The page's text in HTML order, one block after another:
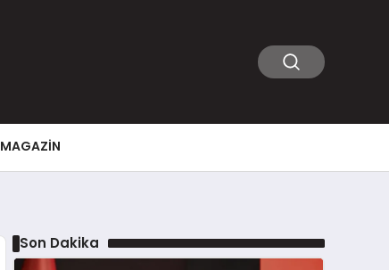
MAGAZIN
Son Dakika